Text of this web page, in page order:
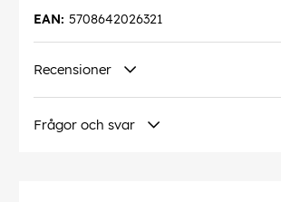
5708642026321
EAN:
Recensioner
Frågor och svar